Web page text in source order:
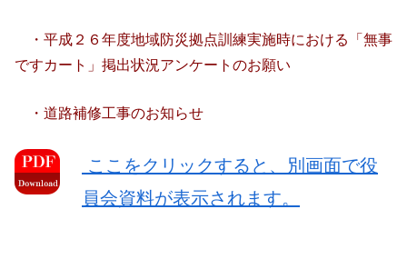
・平成２６年度地域防災拠点訓練実施時における「無事
ですカート」掲出状況アンケートのお願い
・道路補修工事のお知らせ
ここをクリックすると、別画面で役
員会資料が表示されます。